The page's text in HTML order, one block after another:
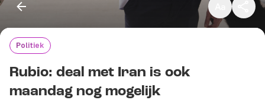
Politiek
Rubio: deal met Iran is ook
maandag nog mogelijk